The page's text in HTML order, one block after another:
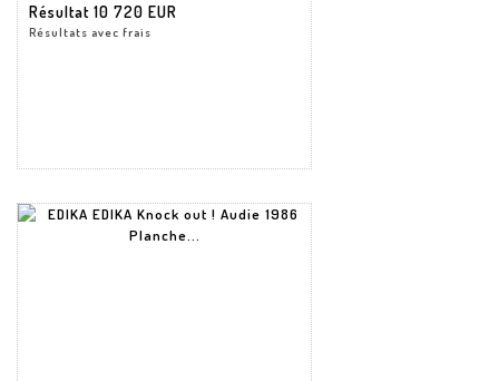
Résultat 10 720 EUR
Résultats avec frais